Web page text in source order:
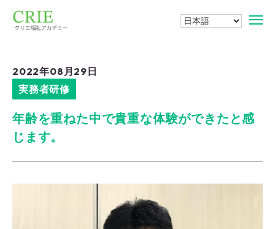
2022年08月29日
実務者研修
年齢を重ねた中で貴重な体験ができたと感
じます。